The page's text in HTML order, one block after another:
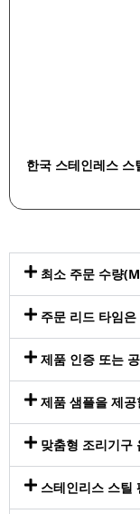
한국 스테인레스
최소 주문 수량
주문 리드 타임
제품 인증 또는
제품 샘플을 제
맞춤형 조리기구
스테인리스 스틸